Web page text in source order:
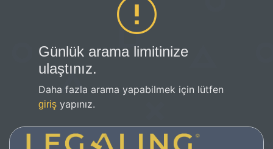
Günlük arama limitinize
ulaştınız.
Daha fazla arama yapabilmek için lütfen
giriş yapınız.